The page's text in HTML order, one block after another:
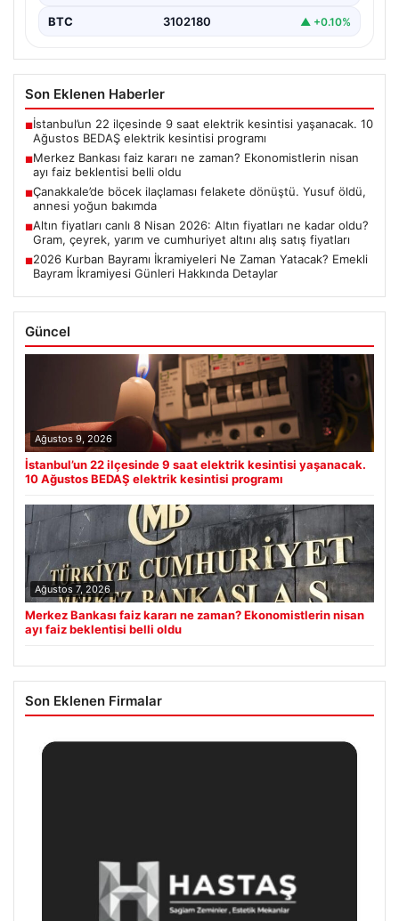
BTC 3102180 ▲ +0.10%
Son Eklenen Haberler
■İstanbul’un 22 ilçesinde 9 saat elektrik kesintisi yaşanacak. 10
Ağustos BEDAŞ elektrik kesintisi programı
■Merkez Bankası faiz kararı ne zaman? Ekonomistlerin nisan
ayı faiz beklentisi belli oldu
■Çanakkale’de böcek ilaçlaması felakete dönüştü. Yusuf öldü,
annesi yoğun bakımda
■Altın fiyatları canlı 8 Nisan 2026: Altın fiyatları ne kadar oldu?
Gram, çeyrek, yarım ve cumhuriyet altını alış satış fiyatları
■2026 Kurban Bayramı İkramiyeleri Ne Zaman Yatacak? Emekli
Bayram İkramiyesi Günleri Hakkında Detaylar
Güncel
Ağustos 9, 2026
İstanbul’un 22 ilçesinde 9 saat elektrik kesintisi yaşanacak.
10 Ağustos BEDAŞ elektrik kesintisi programı
Ağustos 7, 2026
Merkez Bankası faiz kararı ne zaman? Ekonomistlerin nisan
ayı faiz beklentisi belli oldu
Son Eklenen Firmalar